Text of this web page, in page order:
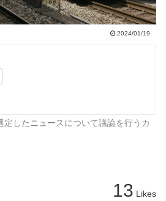
2024/01/19
したニュースについて議論を行うカ
13 Likes